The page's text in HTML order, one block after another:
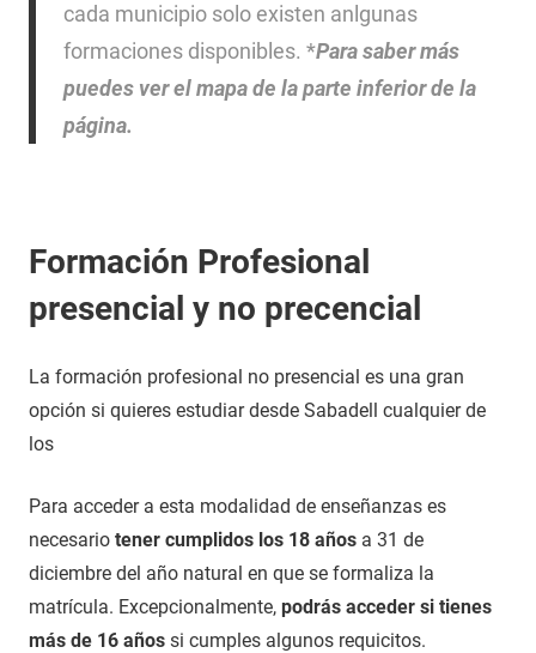
cada municipio solo existen anlgunas
formaciones disponibles. *Para saber más
puedes ver el mapa de la parte inferior de la
página.
Formación Profesional
presencial y no precencial
La formación profesional no presencial es una gran
opción si quieres estudiar desde Sabadell cualquier de
los
Para acceder a esta modalidad de enseñanzas es
necesario tener cumplidos los 18 años a 31 de
diciembre del año natural en que se formaliza la
matrícula. Excepcionalmente, podrás acceder si tienes
más de 16 años si cumples algunos requicitos.